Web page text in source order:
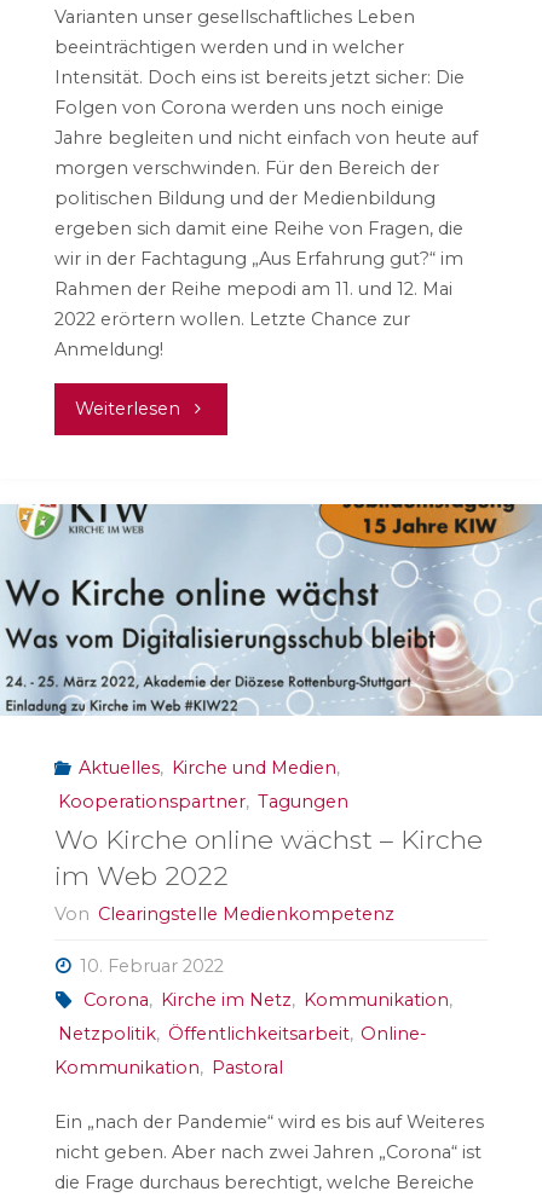
Varianten unser gesellschaftliches Leben
beeinträchtigen werden und in welcher
Intensität. Doch eins ist bereits jetzt sicher: Die
Folgen von Corona werden uns noch einige
Jahre begleiten und nicht einfach von heute auf
morgen verschwinden. Für den Bereich der
politischen Bildung und der Medienbildung
ergeben sich damit eine Reihe von Fragen, die
wir in der Fachtagung „Aus Erfahrung gut?“ im
Rahmen der Reihe mepodi am 11. und 12. Mai
2022 erörtern wollen. Letzte Chance zur
Anmeldung!
Weiterlesen "Aus
gut?
Fachtagung
mepodi
2022"
Aktuelles, Kirche und Medien,
Kooperationspartner, Tagungen
Wo Kirche online wächst – Kirche
im Web 2022
Von Clearingstelle Medienkompetenz
10. Februar 2022
Corona, Kirche im Netz, Kommunikation,
Netzpolitik, Öffentlichkeitsarbeit, Online-
Kommunikation, Pastoral
Ein „nach der Pandemie“ wird es bis auf Weiteres
nicht geben. Aber nach zwei Jahren „Corona“ ist
die Frage durchaus berechtigt, welche Bereiche